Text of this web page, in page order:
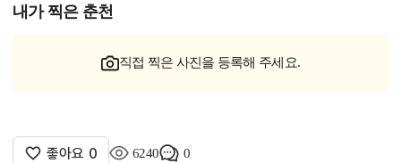
내가 찍은 춘천
직접 찍은 사진을 등록해 주세요.
좋아요 0 6240 0